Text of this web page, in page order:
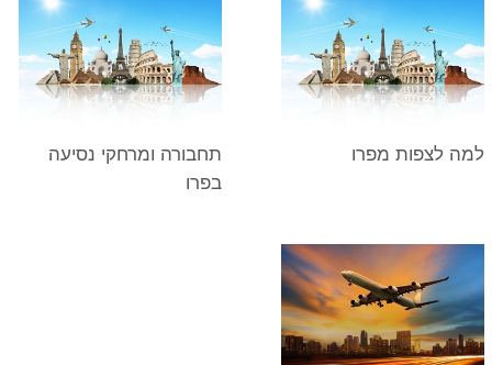
למה לצפות מפרו
תחבורה ומרחקי נסיעה
בפרו